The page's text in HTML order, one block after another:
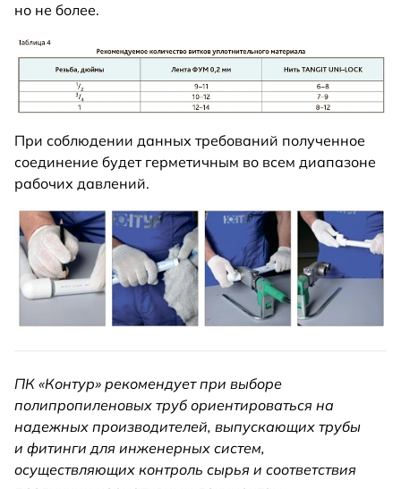
но не более.
При соблюдении данных требований полученное
соединение будет герметичным во всем диапазоне
рабочих давлений.
ПК «Контур» рекомендует при выборе
полипропиленовых труб ориентироваться на
надежных производителей, выпускающих трубы
и фитинги для инженерных систем,
осуществляющих контроль сырья и соответствия